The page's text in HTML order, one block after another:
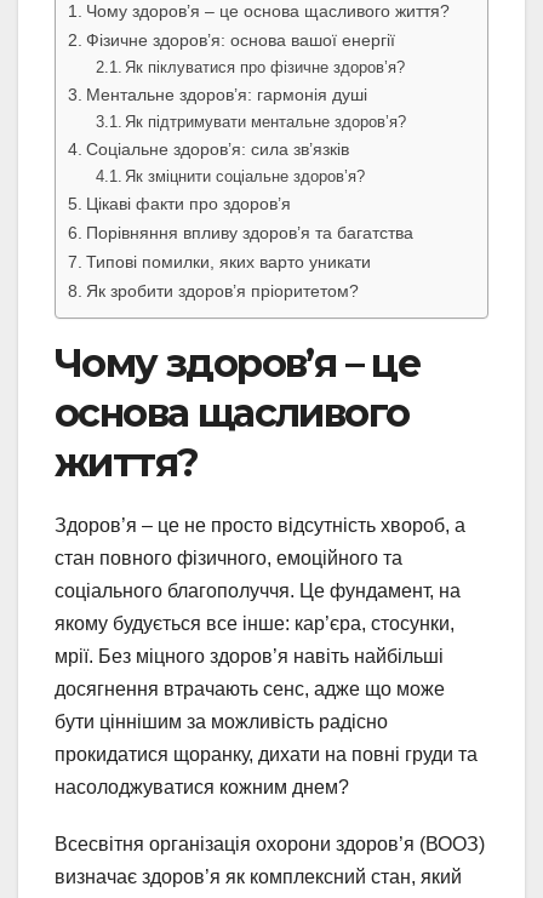
Чому здоров’я – це основа щасливого життя?
Фізичне здоров’я: основа вашої енергії
Як піклуватися про фізичне здоров’я?
Ментальне здоров’я: гармонія душі
Як підтримувати ментальне здоров’я?
Соціальне здоров’я: сила зв’язків
Як зміцнити соціальне здоров’я?
Цікаві факти про здоров’я
Порівняння впливу здоров’я та багатства
Типові помилки, яких варто уникати
Як зробити здоров’я пріоритетом?
Чому здоров’я – це
основа щасливого
життя?
Здоров’я – це не просто відсутність хвороб, а
стан повного фізичного, емоційного та
соціального благополуччя. Це фундамент, на
якому будується все інше: кар’єра, стосунки,
мрії. Без міцного здоров’я навіть найбільші
досягнення втрачають сенс, адже що може
бути ціннішим за можливість радісно
прокидатися щоранку, дихати на повні груди та
насолоджуватися кожним днем?
Всесвітня організація охорони здоров’я (ВООЗ)
визначає здоров’я як комплексний стан, який